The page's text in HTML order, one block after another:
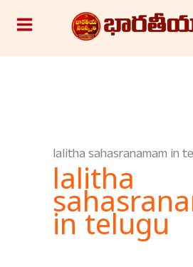
lalitha sahasranamam in
lalitha
in telugu
e
a